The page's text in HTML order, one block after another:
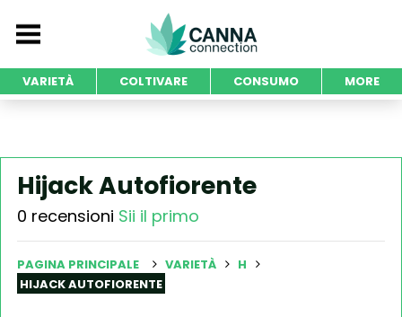
VARIETÀ COLTIVARE CONSUMO MORE
Hijack Autofiorente
0 recensioni Sii il primo
PAGINA PRINCIPALE VARIETÀ
H
HIJACK AUTOFIORENTE